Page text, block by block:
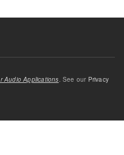
Audio Applications . See our Privacy